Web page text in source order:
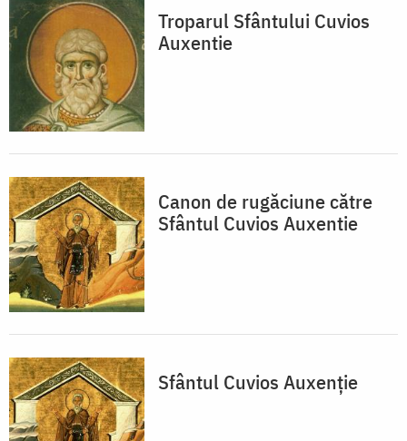
Troparul Sfântului Cuvios
Auxentie
Canon de rugăciune către
Sfântul Cuvios Auxentie
Sfântul Cuvios Auxenție